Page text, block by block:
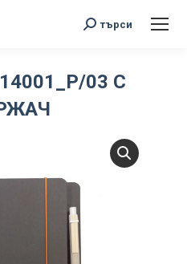
Search:
търси
03 С